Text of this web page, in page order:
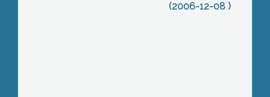
(2006-12-08 )